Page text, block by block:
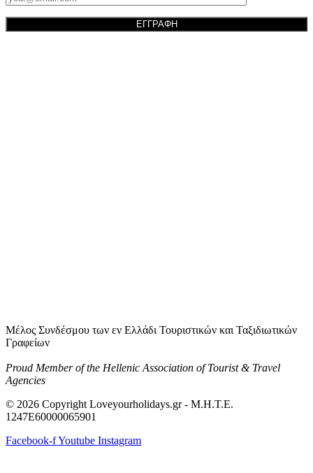
Μέλος Συνδέσμου των εν Ελλάδι Τουριστικών και Ταξιδιωτικών
Γραφείων
Proud Member of the Hellenic Association of Tourist & Travel
Agencies
© 2026 Copyright Loveyourholidays.gr - M.H.T.E.
1247Ε60000065901
Facebook-fYoutube Instagram